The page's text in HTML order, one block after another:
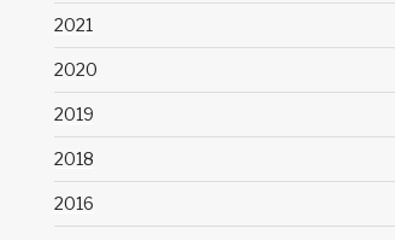
2021
2020
2019
2018
2016